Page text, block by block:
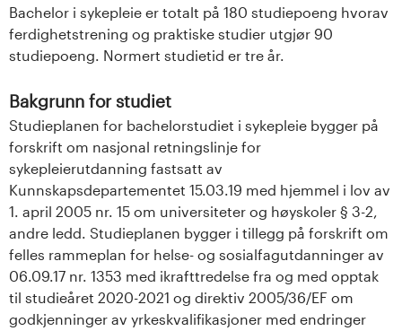
Bachelor i sykepleie er totalt på 180 studiepoeng hvorav
ferdighetstrening og praktiske studier utgjør 90
studiepoeng. Normert studietid er tre år.
Bakgrunn for studiet
Studieplanen for bachelorstudiet i sykepleie bygger på
forskrift om nasjonal retningslinje for
sykepleierutdanning fastsatt av
Kunnskapsdepartementet 15.03.19 med hjemmel i lov av
1. april 2005 nr. 15 om universiteter og høyskoler § 3-2,
andre ledd. Studieplanen bygger i tillegg på forskrift om
felles rammeplan for helse- og sosialfagutdanninger av
06.09.17 nr. 1353 med ikrafttredelse fra og med opptak
til studieåret 2020-2021 og direktiv 2005/36/EF om
godkjenninger av yrkeskvalifikasjoner med endringer